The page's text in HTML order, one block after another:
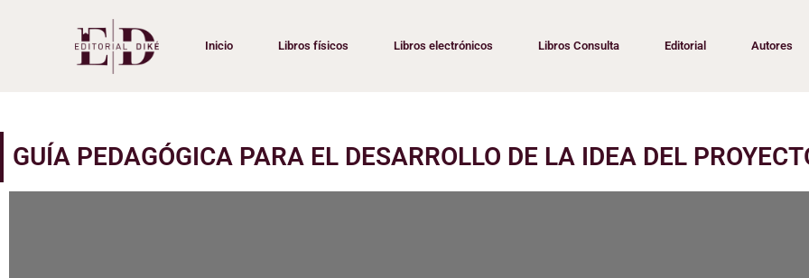
Inicio Libros físicos Libros electrónicos Libros Consulta Editorial Autores
GUÍA PEDAGÓGICA PARA EL DESARROLLO DE LA IDEA DEL